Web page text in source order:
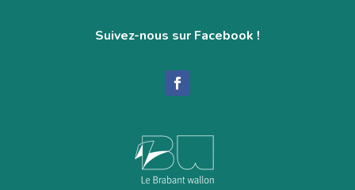
Suivez-nous sur Facebook !